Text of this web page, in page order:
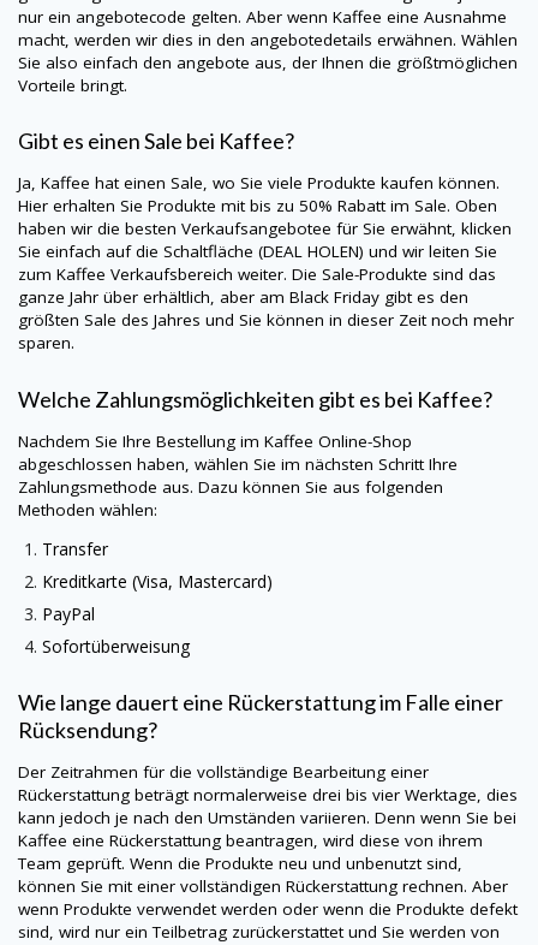
nur ein angebotecode gelten. Aber wenn Kaffee eine Ausnahme
macht, werden wir dies in den angebotedetails erwähnen. Wählen
Sie also einfach den angebote aus, der Ihnen die größtmöglichen
Vorteile bringt.
Gibt es einen Sale bei Kaffee?
Ja, Kaffee hat einen Sale, wo Sie viele Produkte kaufen können.
Hier erhalten Sie Produkte mit bis zu 50% Rabatt im Sale. Oben
haben wir die besten Verkaufsangebotee für Sie erwähnt, klicken
Sie einfach auf die Schaltfläche (DEAL HOLEN) und wir leiten Sie
zum Kaffee Verkaufsbereich weiter. Die Sale-Produkte sind das
ganze Jahr über erhältlich, aber am Black Friday gibt es den
größten Sale des Jahres und Sie können in dieser Zeit noch mehr
sparen.
Welche Zahlungsmöglichkeiten gibt es bei Kaffee?
Nachdem Sie Ihre Bestellung im Kaffee Online-Shop
abgeschlossen haben, wählen Sie im nächsten Schritt Ihre
Zahlungsmethode aus. Dazu können Sie aus folgenden
Methoden wählen:
Transfer
Kreditkarte (Visa, Mastercard)
PayPal
Sofortüberweisung
Wie lange dauert eine Rückerstattung im Falle einer
Rücksendung?
Der Zeitrahmen für die vollständige Bearbeitung einer
Rückerstattung beträgt normalerweise drei bis vier Werktage, dies
kann jedoch je nach den Umständen variieren. Denn wenn Sie bei
Kaffee eine Rückerstattung beantragen, wird diese von ihrem
Team geprüft. Wenn die Produkte neu und unbenutzt sind,
können Sie mit einer vollständigen Rückerstattung rechnen. Aber
wenn Produkte verwendet werden oder wenn die Produkte defekt
sind, wird nur ein Teilbetrag zurückerstattet und Sie werden von